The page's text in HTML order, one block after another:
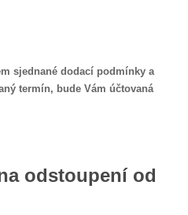
sjednané dodací podmínky a
termín, bude Vám účtovaná
odstoupení od